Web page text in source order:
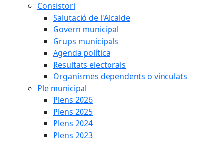
Consistori
Salutació de l'Alcalde
Govern municipal
Grups municipals
Agenda política
Resultats electorals
Organismes dependents o vinculats
Ple municipal
Plens 2026
Plens 2025
Plens 2024
Plens 2023